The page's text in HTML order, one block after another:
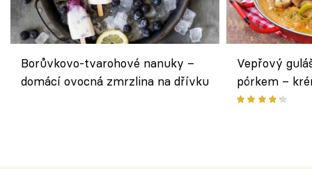
Borůvkovo-tvarohové nanuky –
domácí ovocná zmrzlina na dřívku
Vepřový
pórkem –
pokrm z